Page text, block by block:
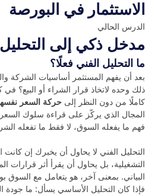
الاستثمار في البورصة
الدرس الحالي
مدخل ذكي إلى
ما التحليل الفني فعلًا؟
بعد أن يفهم المستثمر أساسيات الشركة
ذلك وحده لاتخاذ قرار الشراء أو البيع؟
كاملًا من دون النظر إلى حركة السعر
المجال الذي يركّز على قراءة سلوك
فهم ما يفعله السوق، لا فقط ما تفعله
التحليل الفني لا يحاول أن يخبرك إن
التشغيلية، بل يحاول أن يقرأ أثر قرارات
البياني. بمعنى آخر، هو يتعامل مع
فإذا كان التحليل الأساسي يسأل: ما جودة